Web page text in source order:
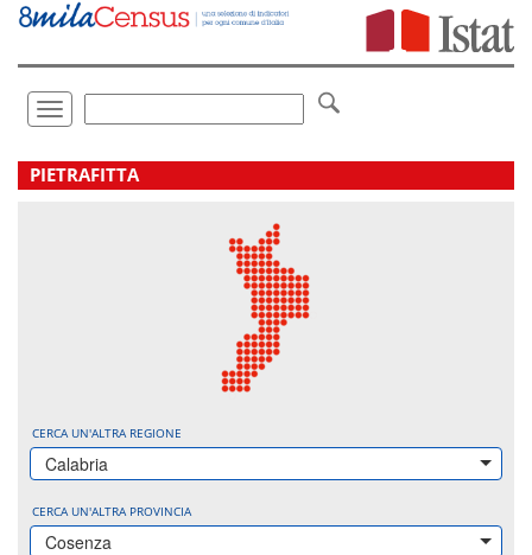
Vai
direttamente
Toggle
navigation
.
PIETRAFITTA
CERCA UN'ALTRA REGIONE
Calabria
CERCA UN'ALTRA PROVINCIA
Cosenza